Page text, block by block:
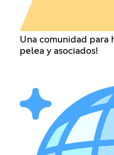
Una comunidad para
pelea y asociados!